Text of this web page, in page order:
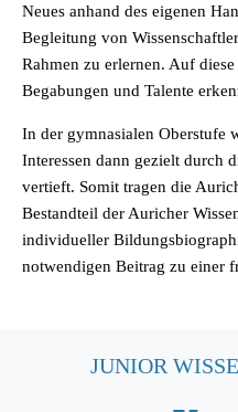
Neues anhand des eigenen
Begleitung von
Rahmen zu erlernen. Auf
Begabungen und Talente
In der gymnasialen Oberstufe
Interessen dann gezielt durch
vertieft. Somit tragen die
Bestandteil der Auricher
individueller
notwendigen Beitrag zu einer
JUNIOR